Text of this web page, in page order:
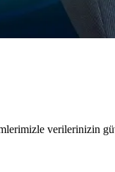
verilerinizin